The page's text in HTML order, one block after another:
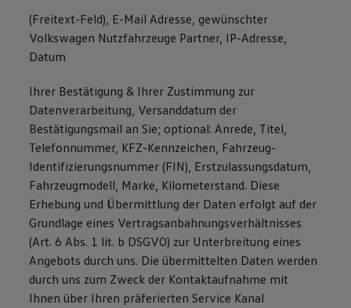
(Freitext-Feld), E-Mail Adresse, gewünschter
Volkswagen Nutzfahrzeuge Partner, IP-Adresse,
Datum
Ihrer Bestätigung & Ihrer Zustimmung zur
Datenverarbeitung, Versanddatum der
Bestätigungsmail an Sie; optional: Anrede, Titel,
Telefonnummer, KFZ-Kennzeichen, Fahrzeug-
Identifizierungsnummer (FIN), Erstzulassungsdatum,
Fahrzeugmodell, Marke, Kilometerstand. Diese
Erhebung und Übermittlung der Daten erfolgt auf der
Grundlage eines Vertragsanbahnungsverhältnisses
(Art. 6 Abs. 1 lit. b DSGVO) zur Unterbreitung eines
Angebots durch uns. Die übermittelten Daten werden
durch uns zum Zweck der Kontaktaufnahme mit
Ihnen über Ihren präferierten Service Kanal